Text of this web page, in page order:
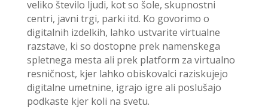
veliko število ljudi, kot so šole, skupnostni
centri, javni trgi, parki itd. Ko govorimo o
digitalnih izdelkih, lahko ustvarite virtualne
razstave, ki so dostopne prek namenskega
spletnega mesta ali prek platform za virtualno
resničnost, kjer lahko obiskovalci raziskujejo
digitalne umetnine, igrajo igre ali poslušajo
podkaste kjer koli na svetu.